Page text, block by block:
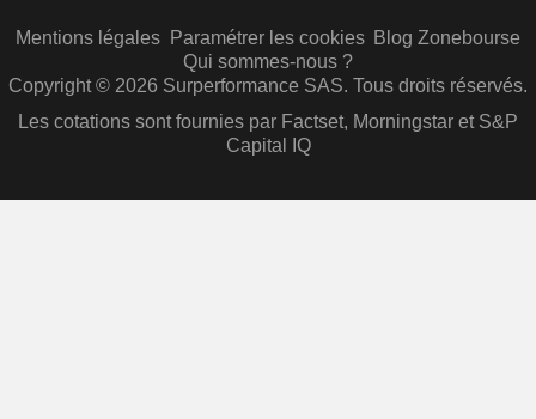
Mentions légales Paramétrer les cookies Blog Zonebourse
Qui sommes-nous ?
Copyright © 2026 Surperformance SAS. Tous droits réservés.
Les cotations sont fournies par Factset, Morningstar et S&P
Capital IQ